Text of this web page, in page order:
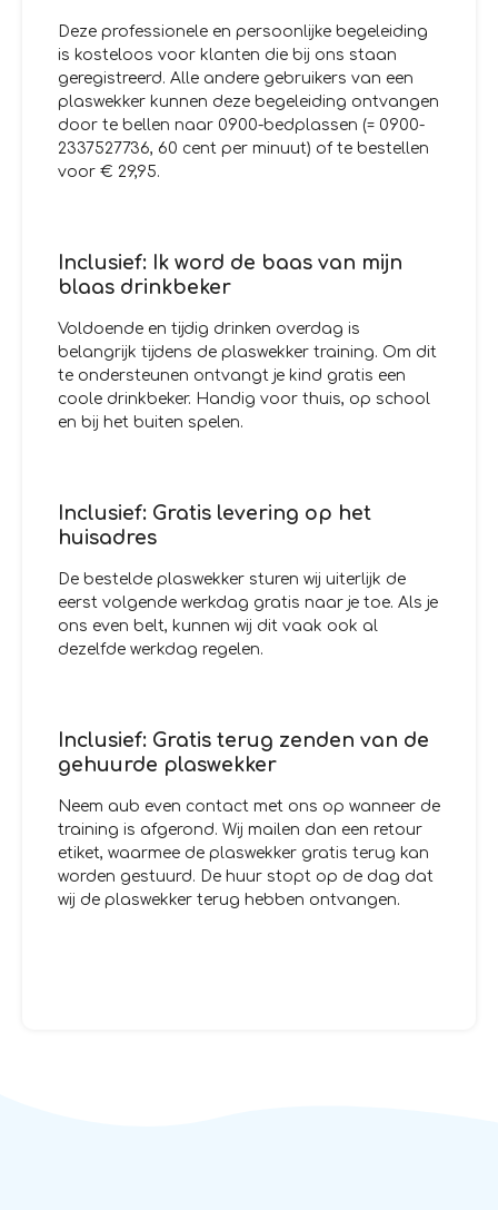
Deze professionele en persoonlijke begeleiding
is kosteloos voor klanten die bij ons staan
geregistreerd. Alle andere gebruikers van een
plaswekker kunnen deze begeleiding ontvangen
door te bellen naar 0900-bedplassen (= 0900-
2337527736, 60 cent per minuut) of te bestellen
voor € 29,95.
Inclusief: Ik word de baas van mijn
blaas drinkbeker
Voldoende en tijdig drinken overdag is
belangrijk tijdens de plaswekker training. Om dit
te ondersteunen ontvangt je kind gratis een
coole drinkbeker. Handig voor thuis, op school
en bij het buiten spelen.
Inclusief: Gratis levering op het
huisadres
De bestelde plaswekker sturen wij uiterlijk de
eerst volgende werkdag gratis naar je toe. Als je
ons even belt, kunnen wij dit vaak ook al
dezelfde werkdag regelen.
Inclusief: Gratis terug zenden van de
gehuurde plaswekker
Neem aub even contact met ons op wanneer de
training is afgerond. Wij mailen dan een retour
etiket, waarmee de plaswekker gratis terug kan
worden gestuurd. De huur stopt op de dag dat
wij de plaswekker terug hebben ontvangen.